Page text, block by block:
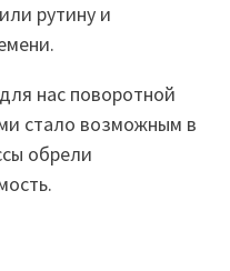
рутину и
нас поворотной
стало возможным в
обрели